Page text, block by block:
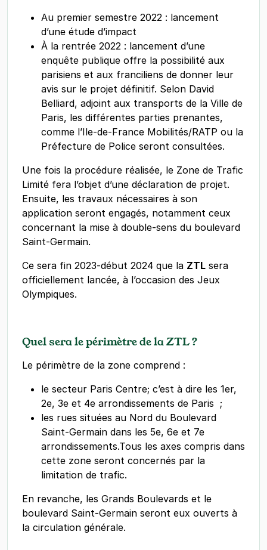
Au premier semestre 2022 : lancement
d’une étude d’impact
À la rentrée 2022 : lancement d’une
enquête publique offre la possibilité aux
parisiens et aux franciliens de donner leur
avis sur le projet définitif. Selon David
Belliard, adjoint aux transports de la Ville de
Paris, les différentes parties prenantes,
comme l’Ile-de-France Mobilités/RATP ou la
Préfecture de Police seront consultées.
Une fois la procédure réalisée, le Zone de Trafic
Limité fera l’objet d’une déclaration de projet.
Ensuite, les travaux nécessaires à son
application seront engagés, notamment ceux
concernant la mise à double-sens du boulevard
Saint-Germain.
Ce sera fin 2023-début 2024 que la ZTL sera
officiellement lancée, à l’occasion des Jeux
Olympiques.
Quel sera le périmètre de la ZTL ?
Le périmètre de la zone comprend :
le secteur Paris Centre; c’est à dire les 1er,
2e, 3e et 4e arrondissements de Paris ;
les rues situées au Nord du Boulevard
Saint-Germain dans les 5e, 6e et 7e
arrondissements.Tous les axes compris dans
cette zone seront concernés par la
limitation de trafic.
En revanche, les Grands Boulevards et le
boulevard Saint-Germain seront eux ouverts à
la circulation générale.